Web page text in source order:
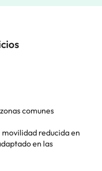
comunes
reducida en
en las